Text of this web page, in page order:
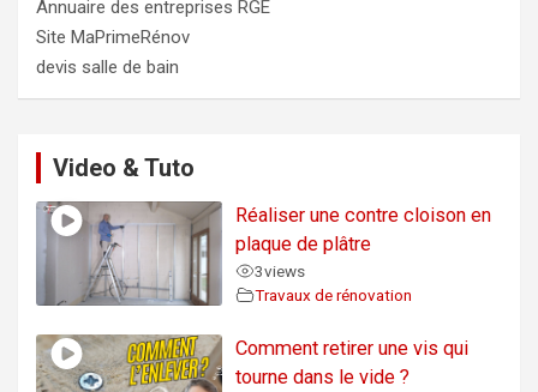
Annuaire des entreprises RGE
Site MaPrimeRénov
devis salle de bain
Video & Tuto
Réaliser une contre cloison en
plaque de plâtre
3views
Travaux de rénovation
Comment retirer une vis qui
tourne dans le vide ?